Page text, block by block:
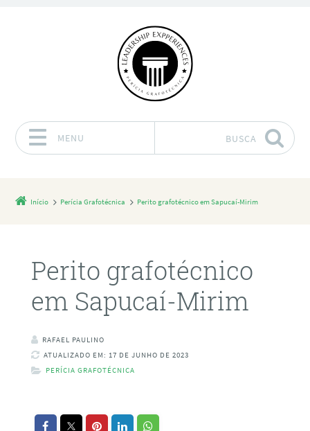
MENU BUSCA
Início Perícia Grafotécnica Perito grafotécnico em Sapucaí-Mirim
Perito grafotécnico
em Sapucaí-Mirim
RAFAEL PAULINO
ATUALIZADO EM: 17 DE JUNHO DE 2023
PERÍCIA GRAFOTÉCNICA